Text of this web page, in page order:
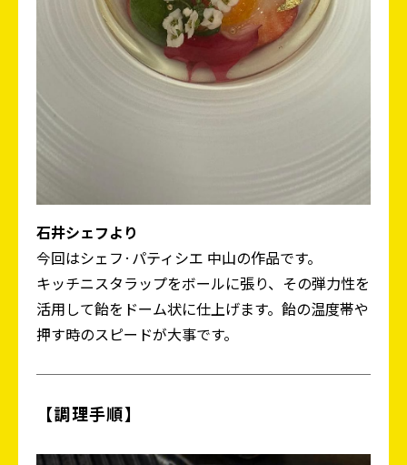
石井シェフより
今回はシェフ·パティシエ 中山の作品です。
キッチニスタラップをボールに張り、その弾力性を
活用して飴をドーム状に仕上げます。飴の温度帯や
押す時のスピードが大事です。
【調理手順】